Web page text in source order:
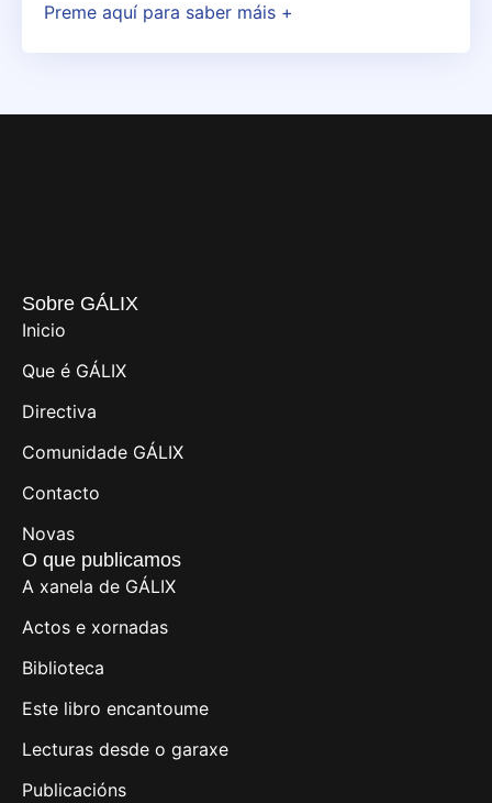
Preme aquí para saber máis +
Sobre GÁLIX
Inicio
Que é GÁLIX
Directiva
Comunidade GÁLIX
Contacto
Novas
O que publicamos
A xanela de GÁLIX
Actos e xornadas
Biblioteca
Este libro encantoume
Lecturas desde o garaxe
Publicacións